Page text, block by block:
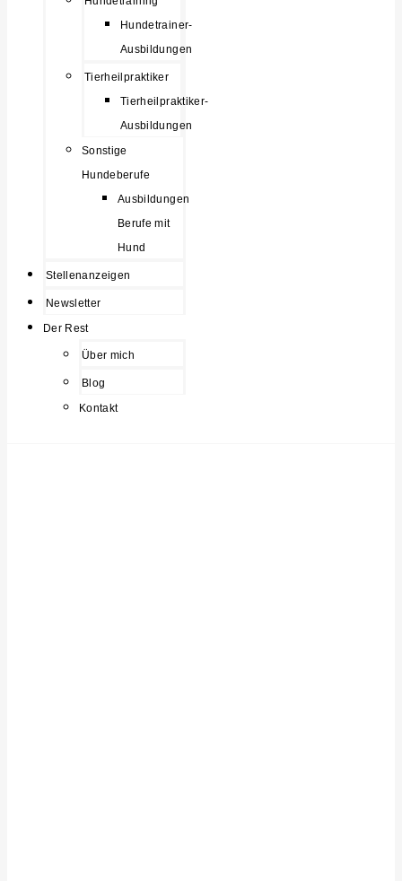
Hundetrainer-
Ausbildungen
Tierheilpraktiker
Tierheilpraktiker-
Ausbildungen
Sonstige
Hundeberufe
Ausbildungen
Berufe mit
Hund
Stellenanzeigen
Newsletter
Der Rest
Über mich
Blog
Kontakt